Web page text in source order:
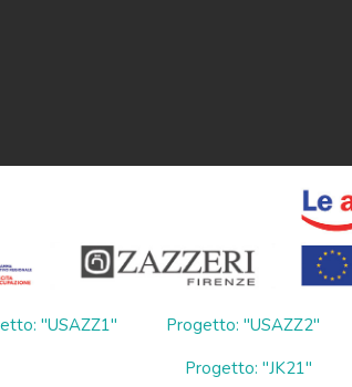
"USAZZ1" Progetto: "USAZZ2"
Progetto: "JK21"